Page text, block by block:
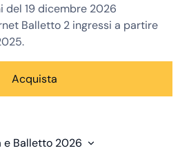
del 19 dicembre 2026
Balletto 2 ingressi a partire
Acquista
e Balletto 2026